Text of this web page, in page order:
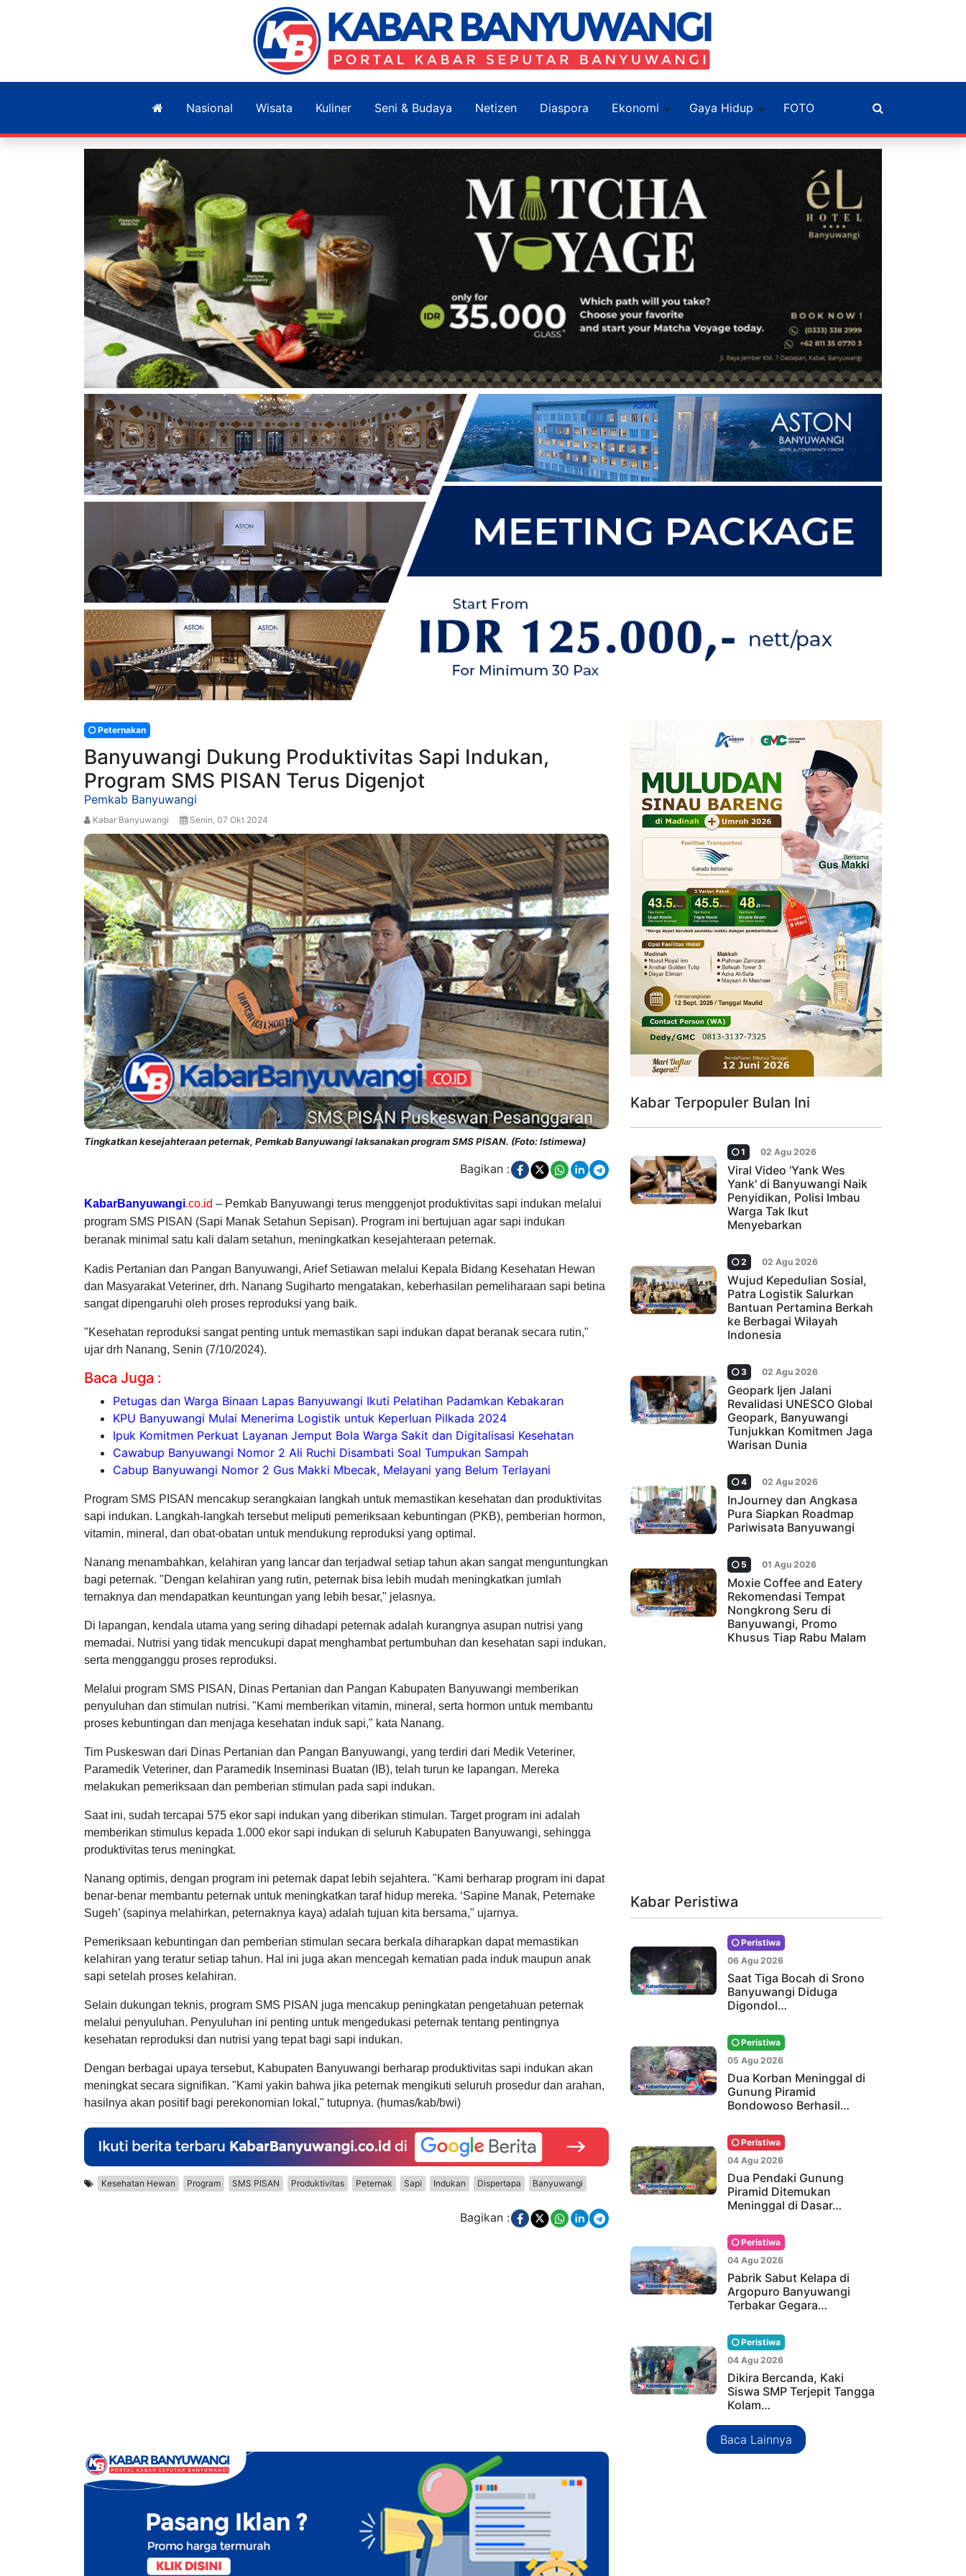
Nasional Wisata Kuliner Seni & Budaya Netizen Diaspora Ekonomi Gaya Hidup FOTO
Peternakan
Banyuwangi Dukung Produktivitas Sapi Indukan,
Program SMS PISAN Terus Digenjot
Pemkab Banyuwangi
Kabar Banyuwangi Senin, 07 Okt 2024
Tingkatkan kesejahteraan peternak, Pemkab Banyuwangi laksanakan program SMS PISAN. (Foto: Istimewa)
Bagikan :
KabarBanyuwangi.co.id – Pemkab Banyuwangi terus menggenjot produktivitas sapi indukan melalui
program SMS PISAN (Sapi Manak Setahun Sepisan). Program ini bertujuan agar sapi indukan
beranak minimal satu kali dalam setahun, meningkatkan kesejahteraan peternak.
Kadis Pertanian dan Pangan Banyuwangi, Arief Setiawan melalui Kepala Bidang Kesehatan Hewan
dan Masyarakat Veteriner, drh. Nanang Sugiharto mengatakan, keberhasilan pemeliharaan sapi betina
sangat dipengaruhi oleh proses reproduksi yang baik.
"Kesehatan reproduksi sangat penting untuk memastikan sapi indukan dapat beranak secara rutin,"
ujar drh Nanang, Senin (7/10/2024).
Baca Juga :
Petugas dan Warga Binaan Lapas Banyuwangi Ikuti Pelatihan Padamkan Kebakaran
KPU Banyuwangi Mulai Menerima Logistik untuk Keperluan Pilkada 2024
Ipuk Komitmen Perkuat Layanan Jemput Bola Warga Sakit dan Digitalisasi Kesehatan
Cawabup Banyuwangi Nomor 2 Ali Ruchi Disambati Soal Tumpukan Sampah
Cabup Banyuwangi Nomor 2 Gus Makki Mbecak, Melayani yang Belum Terlayani
Program SMS PISAN mencakup serangkaian langkah untuk memastikan kesehatan dan produktivitas
sapi indukan. Langkah-langkah tersebut meliputi pemeriksaan kebuntingan (PKB), pemberian hormon,
vitamin, mineral, dan obat-obatan untuk mendukung reproduksi yang optimal.
Nanang menambahkan, kelahiran yang lancar dan terjadwal setiap tahun akan sangat menguntungkan
bagi peternak. "Dengan kelahiran yang rutin, peternak bisa lebih mudah meningkatkan jumlah
ternaknya dan mendapatkan keuntungan yang lebih besar," jelasnya.
Di lapangan, kendala utama yang sering dihadapi peternak adalah kurangnya asupan nutrisi yang
memadai. Nutrisi yang tidak mencukupi dapat menghambat pertumbuhan dan kesehatan sapi indukan,
serta mengganggu proses reproduksi.
Melalui program SMS PISAN, Dinas Pertanian dan Pangan Kabupaten Banyuwangi memberikan
penyuluhan dan stimulan nutrisi. "Kami memberikan vitamin, mineral, serta hormon untuk membantu
proses kebuntingan dan menjaga kesehatan induk sapi," kata Nanang.
Tim Puskeswan dari Dinas Pertanian dan Pangan Banyuwangi, yang terdiri dari Medik Veteriner,
Paramedik Veteriner, dan Paramedik Inseminasi Buatan (IB), telah turun ke lapangan. Mereka
melakukan pemeriksaan dan pemberian stimulan pada sapi indukan.
Saat ini, sudah tercapai 575 ekor sapi indukan yang diberikan stimulan. Target program ini adalah
memberikan stimulus kepada 1.000 ekor sapi indukan di seluruh Kabupaten Banyuwangi, sehingga
produktivitas terus meningkat.
Nanang optimis, dengan program ini peternak dapat lebih sejahtera. "Kami berharap program ini dapat
benar-benar membantu peternak untuk meningkatkan taraf hidup mereka. ‘Sapine Manak, Peternake
Sugeh’ (sapinya melahirkan, peternaknya kaya) adalah tujuan kita bersama," ujarnya.
Pemeriksaan kebuntingan dan pemberian stimulan secara berkala diharapkan dapat memastikan
kelahiran yang teratur setiap tahun. Hal ini juga akan mencegah kematian pada induk maupun anak
sapi setelah proses kelahiran.
Selain dukungan teknis, program SMS PISAN juga mencakup peningkatan pengetahuan peternak
melalui penyuluhan. Penyuluhan ini penting untuk mengedukasi peternak tentang pentingnya
kesehatan reproduksi dan nutrisi yang tepat bagi sapi indukan.
Dengan berbagai upaya tersebut, Kabupaten Banyuwangi berharap produktivitas sapi indukan akan
meningkat secara signifikan. "Kami yakin bahwa jika peternak mengikuti seluruh prosedur dan arahan,
hasilnya akan positif bagi perekonomian lokal," tutupnya. (humas/kab/bwi)
Kesehatan Hewan Program SMS PISAN Produktivitas Peternak Sapi Indukan Dispertapa Banyuwangi
Bagikan :
Kabar Terpopuler Bulan Ini
1 02 Agu 2026
Viral Video 'Yank Wes
Yank' di Banyuwangi Naik
Penyidikan, Polisi Imbau
Warga Tak Ikut
Menyebarkan
2 02 Agu 2026
Wujud Kepedulian Sosial,
Patra Logistik Salurkan
Bantuan Pertamina Berkah
ke Berbagai Wilayah
Indonesia
3 02 Agu 2026
Geopark Ijen Jalani
Revalidasi UNESCO Global
Geopark, Banyuwangi
Tunjukkan Komitmen Jaga
Warisan Dunia
4 02 Agu 2026
InJourney dan Angkasa
Pura Siapkan Roadmap
Pariwisata Banyuwangi
5 01 Agu 2026
Moxie Coffee and Eatery
Rekomendasi Tempat
Nongkrong Seru di
Banyuwangi, Promo
Khusus Tiap Rabu Malam
Kabar Peristiwa
Peristiwa
06 Agu 2026
Saat Tiga Bocah di Srono
Banyuwangi Diduga
Digondol…
Peristiwa
05 Agu 2026
Dua Korban Meninggal di
Gunung Piramid
Bondowoso Berhasil…
Peristiwa
04 Agu 2026
Dua Pendaki Gunung
Piramid Ditemukan
Meninggal di Dasar…
Peristiwa
04 Agu 2026
Pabrik Sabut Kelapa di
Argopuro Banyuwangi
Terbakar Gegara…
Peristiwa
04 Agu 2026
Dikira Bercanda, Kaki
Siswa SMP Terjepit Tangga
Kolam…
Baca Lainnya